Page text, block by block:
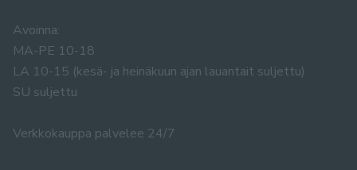
Avoinna:
MA-PE 10-18
LA 10-15 (kesä- ja heinäkuun ajan lauantait suljettu)
SU suljettu
Verkkokauppa palvelee 24/7